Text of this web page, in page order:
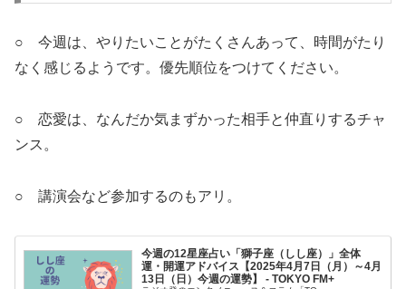
○ 今週は、やりたいことがたくさんあって、時間がたり
なく感じるようです。優先順位をつけてください。
○ 恋愛は、なんだか気まずかった相手と仲直りするチャ
ンス。
○ 講演会など参加するのもアリ。
今週の12星座占い「獅子座（しし座）」全体
運・開運アドバイス【2025年4月7日（月）～4月
13日（日）今週の運勢】 - TOKYO FM+